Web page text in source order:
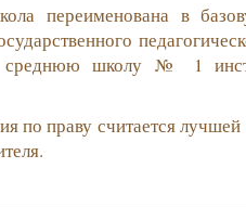
переименована в
школу № 1
по праву считается